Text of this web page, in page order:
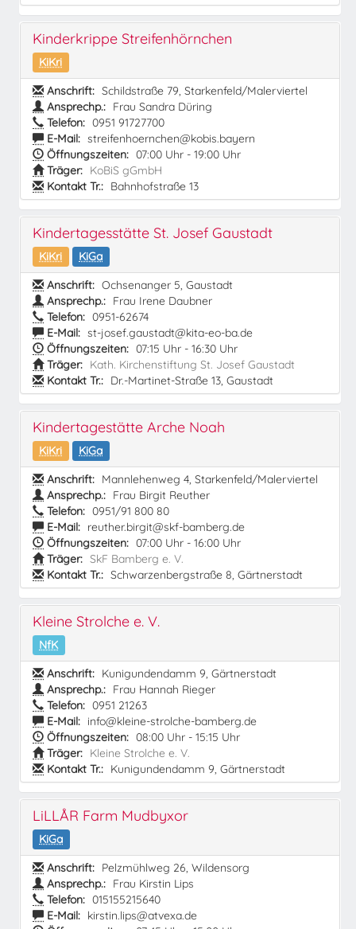
Kinderkrippe Streifenhörnchen
KiKri
Anschrift: Schildstraße 79, Starkenfeld/Malerviertel
Ansprechp.: Frau Sandra Düring
Telefon: 0951 91727700
E-Mail: streifenhoernchen@kobis.bayern
Öffnungszeiten: 07:00 Uhr - 19:00 Uhr
Träger: KoBiS gGmbH
Kontakt Tr.: Bahnhofstraße 13
Kindertagesstätte St. Josef Gaustadt
KiKri
KiGa
Anschrift: Ochsenanger 5, Gaustadt
Ansprechp.: Frau Irene Daubner
Telefon: 0951-62674
E-Mail: st-josef.gaustadt@kita-eo-ba.de
Öffnungszeiten: 07:15 Uhr - 16:30 Uhr
Träger: Kath. Kirchenstiftung St. Josef Gaustadt
Kontakt Tr.: Dr.-Martinet-Straße 13, Gaustadt
Kindertagestätte Arche Noah
KiKri
KiGa
Anschrift: Mannlehenweg 4, Starkenfeld/Malerviertel
Ansprechp.: Frau Birgit Reuther
Telefon: 0951/91 800 80
E-Mail: reuther.birgit@skf-bamberg.de
Öffnungszeiten: 07:00 Uhr - 16:00 Uhr
Träger: SkF Bamberg e. V.
Kontakt Tr.: Schwarzenbergstraße 8, Gärtnerstadt
Kleine Strolche e. V.
NfK
Anschrift: Kunigundendamm 9, Gärtnerstadt
Ansprechp.: Frau Hannah Rieger
Telefon: 0951 21263
E-Mail: info@kleine-strolche-bamberg.de
Öffnungszeiten: 08:00 Uhr - 15:15 Uhr
Träger: Kleine Strolche e. V.
Kontakt Tr.: Kunigundendamm 9, Gärtnerstadt
LiLLÅR Farm Mudbyxor
KiGa
Anschrift: Pelzmühlweg 26, Wildensorg
Ansprechp.: Frau Kirstin Lips
Telefon: 015155215640
E-Mail: kirstin.lips@atvexa.de